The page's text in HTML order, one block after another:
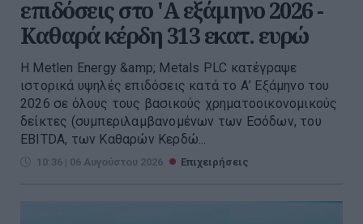
επιδόσεις στο 'A εξάμηνο 2026 -
Kαθαρά κέρδη 313 εκατ. ευρώ
Η Metlen Energy &amp; Metals PLC κατέγραψε
ιστορικά υψηλές επιδόσεις κατά το Α’ Εξάμηνο του
2026 σε όλους τους βασικούς χρηματοοικονομικούς
δείκτες (συμπεριλαμβανομένων των Εσόδων, του
EBITDA, των Καθαρών Κερδώ...
10:36 | 06 Αυγούστου 2026 Επιχειρήσεις